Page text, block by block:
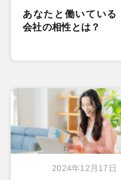
あなたと働いている
会社の相性とは？
2024年12月17日